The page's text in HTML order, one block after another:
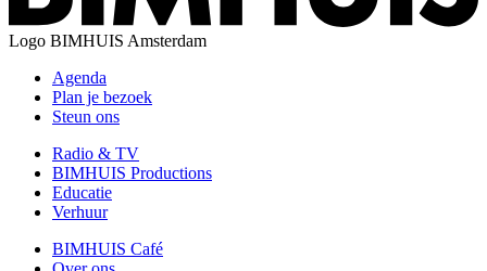
Logo BIMHUIS Amsterdam
Agenda
Plan je bezoek
Steun ons
Radio & TV
BIMHUIS Productions
Educatie
Verhuur
BIMHUIS Café